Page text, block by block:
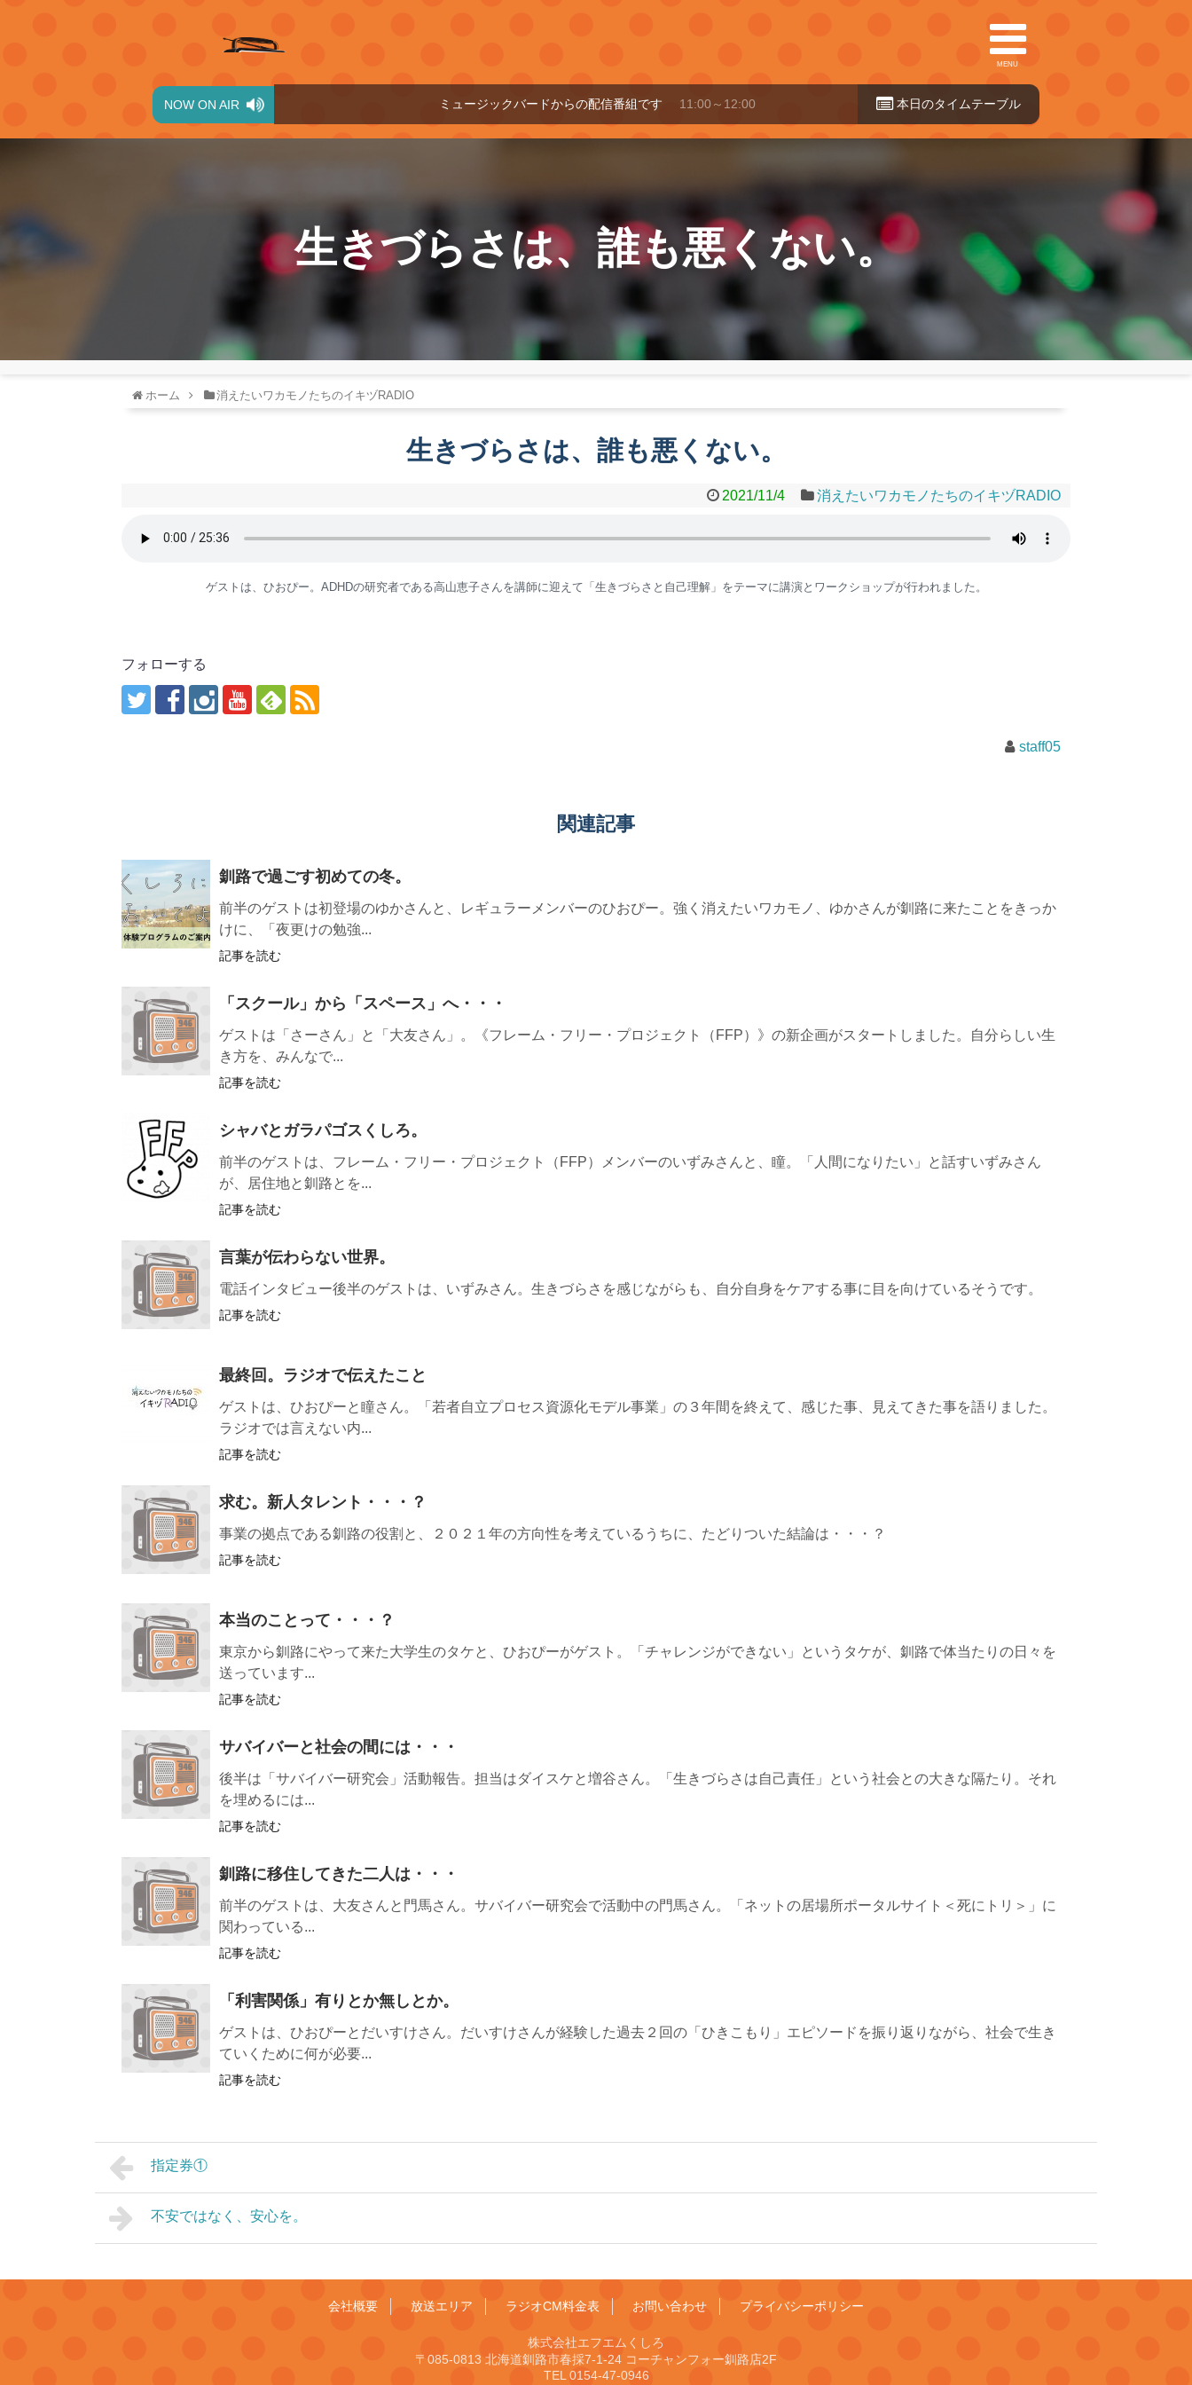
MENU
NOW ON AIR ミュージックバードからの配信番組です 11:00～12:00 本日のタイ ムテーブル
生きづらさは、誰も悪くない。
ホーム 消えたいワカモノたちのイキヅRADIO
生きづらさは、誰も悪くない。
2021/11/4 消えたいワカモノたちのイキヅRADIO
ゲストは、ひおぴー。ADHDの研究者である高山恵子さんを講師に迎えて「生きづらさと自己理解」をテーマに講演とワークショップが行われました。
フォローする
staff05
関連記事
釧路で過ごす初めての冬。
前半のゲストは初登場のゆかさんと、レギュラーメンバーのひおぴー。強く消えたいワカモノ、ゆかさんが釧路に来たことをきっか
けに、「夜更けの勉強...
記事を読む
「スクール」から「スペース」へ・・・
ゲストは「さーさん」と「大友さん」。《フレーム・フリー・プロジェクト（FFP）》の新企画がスタートしました。自分らしい生
き方を、みんなで...
記事を読む
シャバとガラパゴスくしろ。
前半のゲストは、フレーム・フリー・プロジェクト（FFP）メンバーのいずみさんと、瞳。「人間になりたい」と話すいずみさん
が、居住地と釧路とを...
記事を読む
言葉が伝わらない世界。
電話インタビュー後半のゲストは、いずみさん。生きづらさを感じながらも、自分自身をケアする事に目を向けているそうです。
記事を読む
最終回。ラジオで伝えたこと
ゲストは、ひおぴーと瞳さん。「若者自立プロセス資源化モデル事業」の３年間を終えて、感じた事、見えてきた事を語りました。
ラジオでは言えない内...
記事を読む
求む。新人タレント・・・？
事業の拠点である釧路の役割と、２０２１年の方向性を考えているうちに、たどりついた結論は・・・？
記事を読む
本当のことって・・・？
東京から釧路にやって来た大学生のタケと、ひおぴーがゲスト。「チャレンジができない」というタケが、釧路で体当たりの日々を
送っています...
記事を読む
サバイバーと社会の間には・・・
後半は「サバイバー研究会」活動報告。担当はダイスケと増谷さん。「生きづらさは自己責任」という社会との大きな隔たり。それ
を埋めるには...
記事を読む
釧路に移住してきた二人は・・・
前半のゲストは、大友さんと門馬さん。サバイバー研究会で活動中の門馬さん。「ネットの居場所ポータルサイト＜死にトリ＞」に
関わっている...
記事を読む
「利害関係」有りとか無しとか。
ゲストは、ひおぴーとだいすけさん。だいすけさんが経験した過去２回の「ひきこもり」エピソードを振り返りながら、社会で生き
ていくために何が必要...
記事を読む
指定券①
不安ではなく、安心を。
会社概要 放送エリア ラジオCM料金表 お問い合わせ プライバシーポリシー
株式会社エフエムくしろ
〒085-0813 北海道釧路市春採7-1-24 コーチャンフォー釧路店2F
TEL 0154-47-0946